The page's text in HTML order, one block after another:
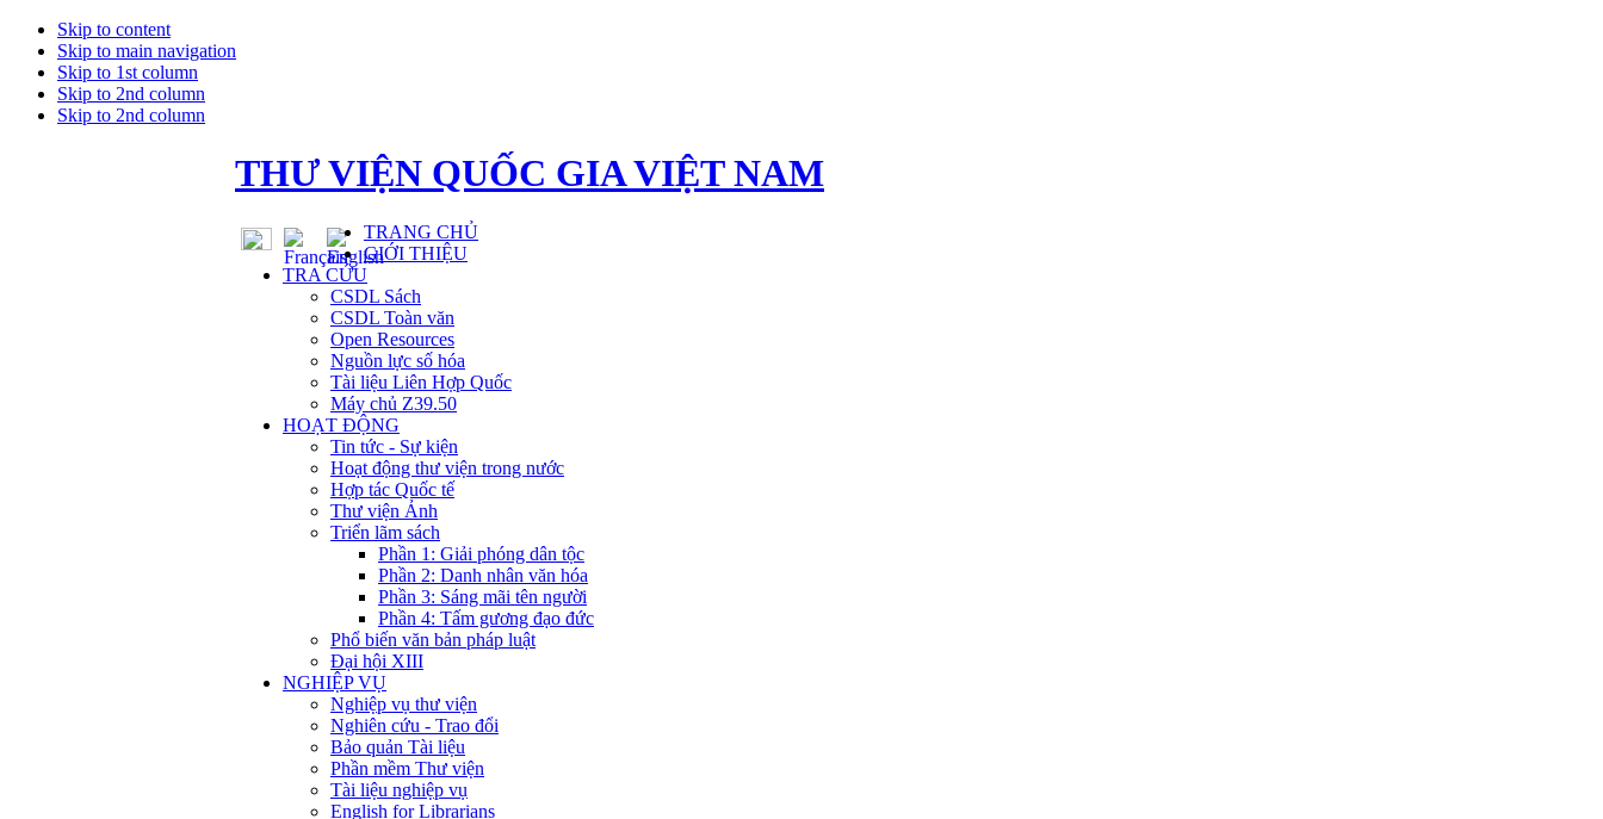
Skip to content
Skip to main navigation
Skip to 1st column
Skip to 2nd column
Skip to 2nd column
THƯ VIỆN QUỐC GIA VIỆT NAM
TRANG CHỦ
GIỚI THIỆU
TRA CỨU
CSDL Sách
CSDL Toàn văn
Open Resources
Nguồn lực số hóa
Tài liệu Liên Hợp Quốc
Máy chủ Z39.50
HOẠT ĐỘNG
Tin tức - Sự kiện
Hoạt động thư viện trong nước
Hợp tác Quốc tế
Thư viện Ảnh
Triển lãm sách
Phần 1: Giải phóng dân tộc
Phần 2: Danh nhân văn hóa
Phần 3: Sáng mãi tên người
Phần 4: Tấm gương đạo đức
Phổ biến văn bản pháp luật
Đại hội XIII
NGHIỆP VỤ
Nghiệp vụ thư viện
Nghiên cứu - Trao đổi
Bảo quản Tài liệu
Phần mềm Thư viện
Tài liệu nghiệp vụ
English for Librarians